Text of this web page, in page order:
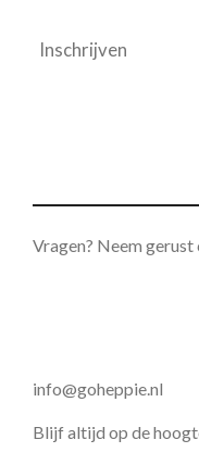
Inschrijven
Vragen? Neem
info@goheppie.nl
Blijf altijd op de